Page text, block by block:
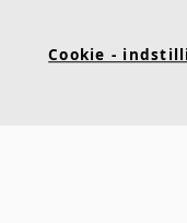
Cookie -